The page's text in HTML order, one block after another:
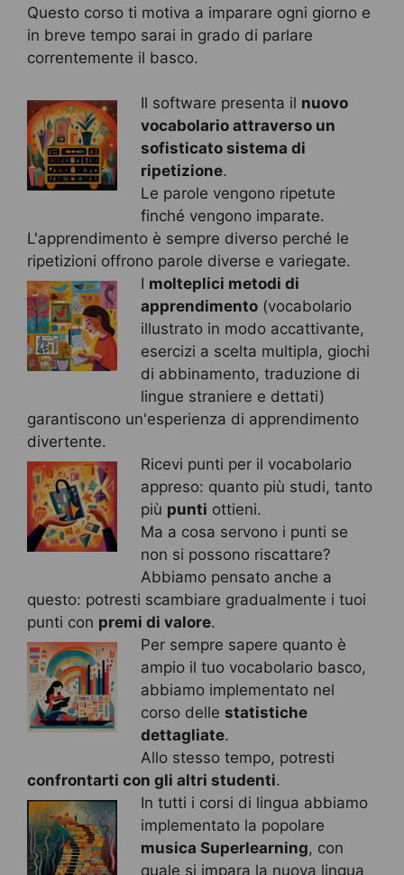
Questo corso ti motiva a imparare ogni giorno e
in breve tempo sarai in grado di parlare
correntemente il basco.
Il software presenta il nuovo
vocabolario attraverso un
sofisticato sistema di
ripetizione.
Le parole vengono ripetute
finché vengono imparate.
L'apprendimento è sempre diverso perché le
ripetizioni offrono parole diverse e variegate.
I molteplici metodi di
apprendimento(vocabolario
illustrato in modo accattivante,
esercizi a scelta multipla, giochi
di abbinamento, traduzione di
lingue straniere e dettati)
garantiscono un'esperienza di apprendimento
divertente.
Ricevi punti per il vocabolario
appreso: quanto più studi, tanto
più punti ottieni.
Ma a cosa servono i punti se
non si possono riscattare?
Abbiamo pensato anche a
questo: potresti scambiare gradualmente i tuoi
punti con premi di valore.
Per sempre sapere quanto è
ampio il tuo vocabolario basco,
abbiamo implementato nel
corso delle statistiche
dettagliate.
Allo stesso tempo, potresti
confrontarti con gli altri studenti.
In tutti i corsi di lingua abbiamo
implementato la popolare
musica Superlearning, con
quale si impara la nuova lingua